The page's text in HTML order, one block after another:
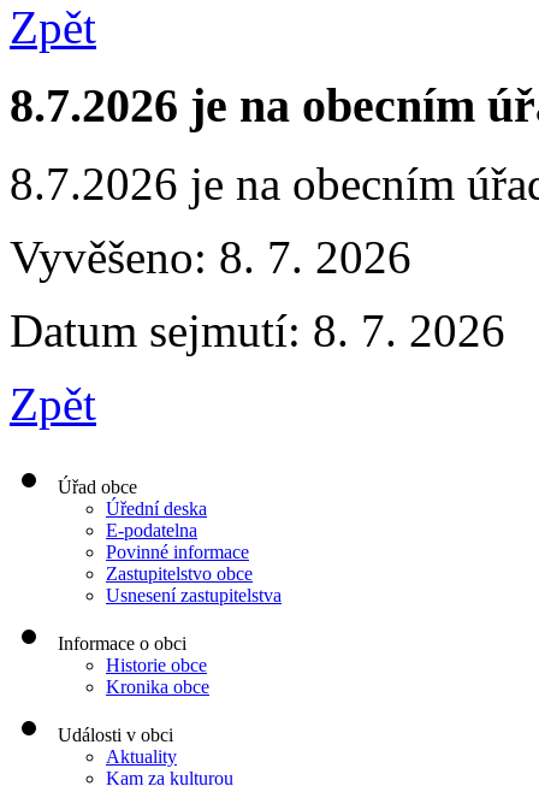
Zpět
8.7.2026 je na obecním
8.7.2026 je na obecním
Vyvěšeno: 8. 7. 2026
Datum sejmutí: 8. 7. 2026
Zpět
Úřad obce
Úřední deska
E-podatelna
Povinné informace
Zastupitelstvo obce
Usnesení zastupitelstva
Informace o obci
Historie obce
Kronika obce
Události v obci
Aktuality
Kam za kulturou